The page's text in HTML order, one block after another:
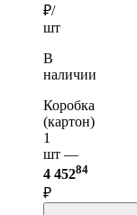
₽/
шт
В
наличии
Коробка
(картон)
1
шт —
4 45284
₽